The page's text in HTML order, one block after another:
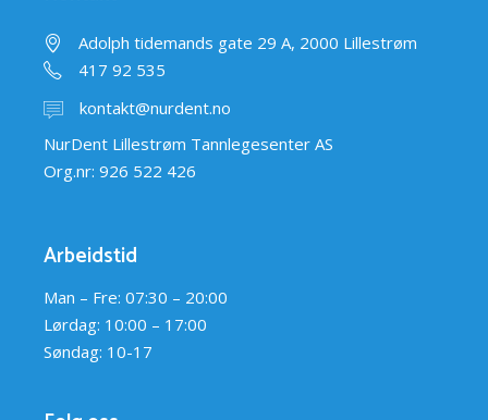
Adolph tidemands gate 29 A, 2000 Lillestrøm
417 92 535
kontakt@nurdent.no
NurDent Lillestrøm Tannlegesenter AS
Org.nr: 926 522 426
Arbeidstid
Man – Fre: 07:30 – 20:00
Lørdag: 10:00 – 17:00
Søndag: 10-17